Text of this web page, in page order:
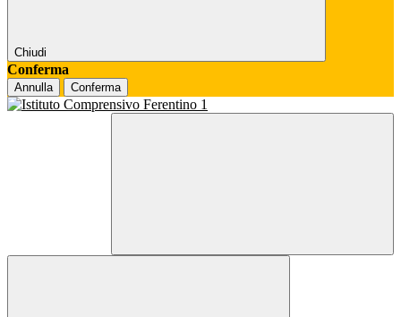
Chiudi
Conferma
Annulla Conferma